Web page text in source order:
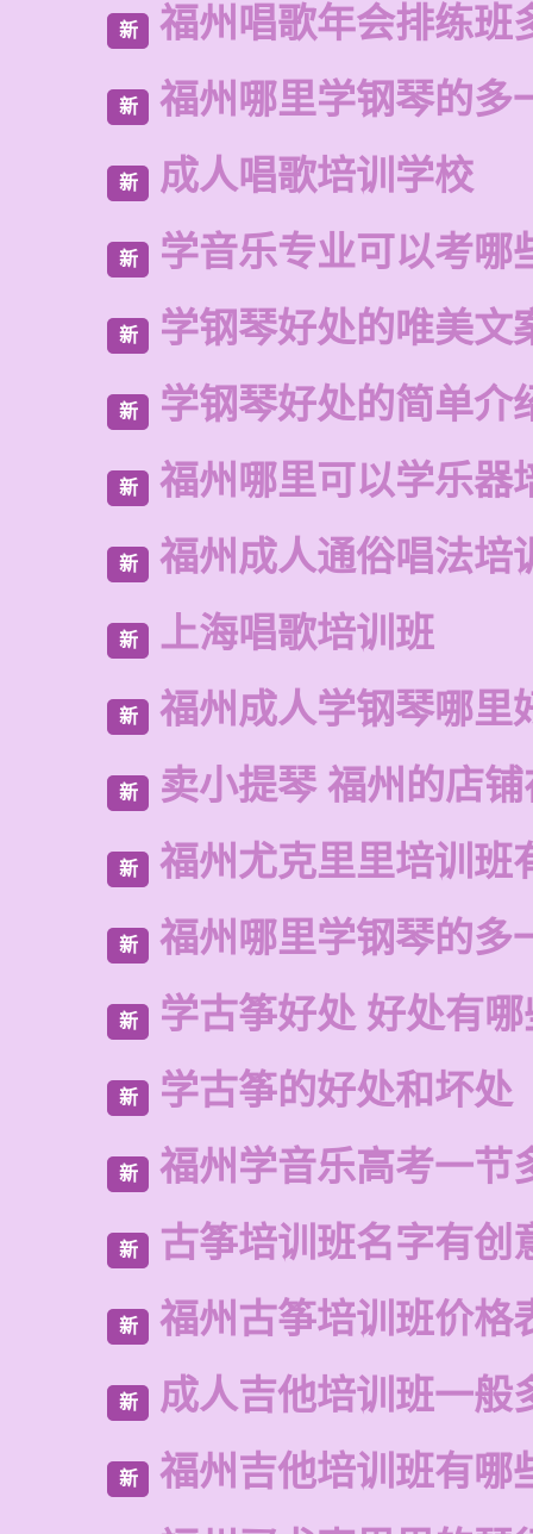
新 福州唱歌年会排练班
新 福州哪里学钢琴的多
新 成人唱歌培训学校
新 学音乐专业可以考哪
新 学钢琴好处的唯美文
新 学钢琴好处的简单介
新 福州哪里可以学乐器
新 福州成人通俗唱法培
新 上海唱歌培训班
新 福州成人学钢琴哪里
新 卖小提琴 福州的店
新 福州尤克里里培训班
新 福州哪里学钢琴的多
新 学古筝好处 好处有哪
新 学古筝的好处和坏处
新 福州学音乐高考一节
新 古筝培训班名字有创
新 福州古筝培训班价格
新 成人吉他培训班一般
新
福州吉他培训班有哪